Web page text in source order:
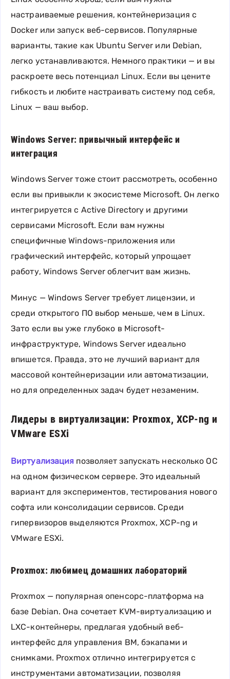
настраиваемые решения, контейнеризация с
Docker или запуск веб-сервисов. Популярные
варианты, такие как Ubuntu Server или Debian,
легко устанавливаются. Немного практики — и вы
раскроете весь потенциал Linux. Если вы цените
гибкость и любите настраивать систему под себя,
Linux — ваш выбор.
Windows Server: привычный интерфейс и
интеграция
Windows Server тоже стоит рассмотреть, особенно
если вы привыкли к экосистеме Microsoft. Он легко
интегрируется с Active Directory и другими
сервисами Microsoft. Если вам нужны
специфичные Windows-приложения или
графический интерфейс, который упрощает
работу, Windows Server облегчит вам жизнь.
Минус — Windows Server требует лицензии, и
среди открытого ПО выбор меньше, чем в Linux.
Зато если вы уже глубоко в Microsoft-
инфраструктуре, Windows Server идеально
впишется. Правда, это не лучший вариант для
массовой контейнеризации или автоматизации,
но для определенных задач будет незаменим.
Лидеры в виртуализации: Proxmox, XCP-ng и
VMware ESXi
Виртуализация позволяет запускать несколько ОС
на одном физическом сервере. Это идеальный
вариант для экспериментов, тестирования нового
софта или консолидации сервисов. Среди
гипервизоров выделяются Proxmox, XCP-ng и
VMware ESXi.
Proxmox: любимец домашних лабораторий
Proxmox — популярная опенсорс-платформа на
базе Debian. Она сочетает KVM-виртуализацию и
LXC-контейнеры, предлагая удобный веб-
интерфейс для управления ВМ, бэкапами и
снимками. Proxmox отлично интегрируется с
инструментами автоматизации, позволяя